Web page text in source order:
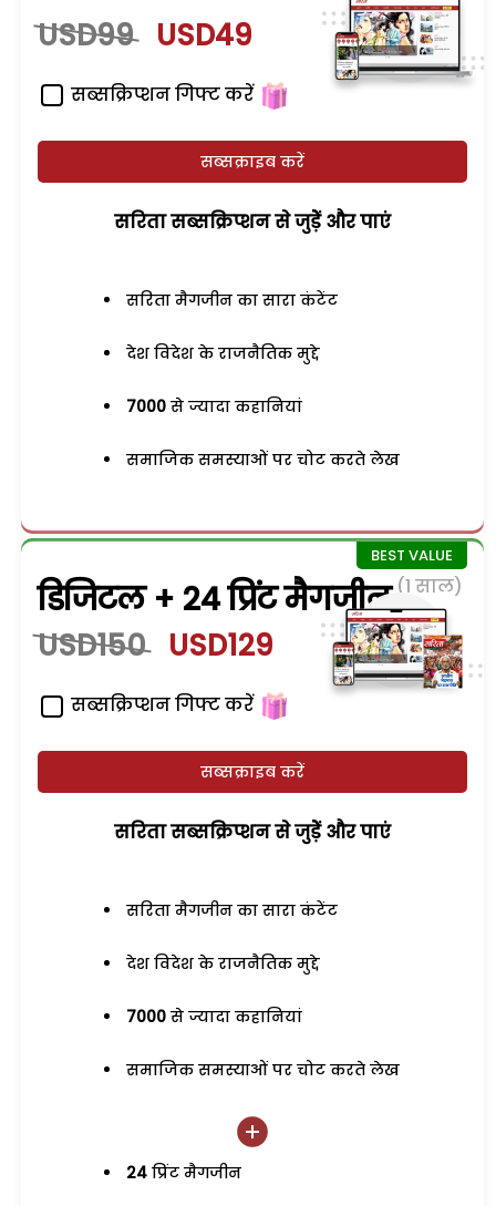
USD99 USD49
सब्सक्रिप्शन गिफ्ट करें
सब्सक्राइब करें
सरिता सब्सक्रिप्शन से जुड़ेें और पाएं
सरिता मैगजीन का सारा कंटेंट
देश विदेश के राजनैतिक मुद्दे
7000 से ज्यादा कहानियां
समाजिक समस्याओं पर चोट करते लेख
डिजिटल + 24 प्रिंट मैगजीन (1 साल)
USD150 USD129
सब्सक्रिप्शन गिफ्ट करें
सब्सक्राइब करें
सरिता सब्सक्रिप्शन से जुड़ेें और पाएं
सरिता मैगजीन का सारा कंटेंट
देश विदेश के राजनैतिक मुद्दे
7000 से ज्यादा कहानियां
समाजिक समस्याओं पर चोट करते लेख
24 प्रिंट मैगजीन